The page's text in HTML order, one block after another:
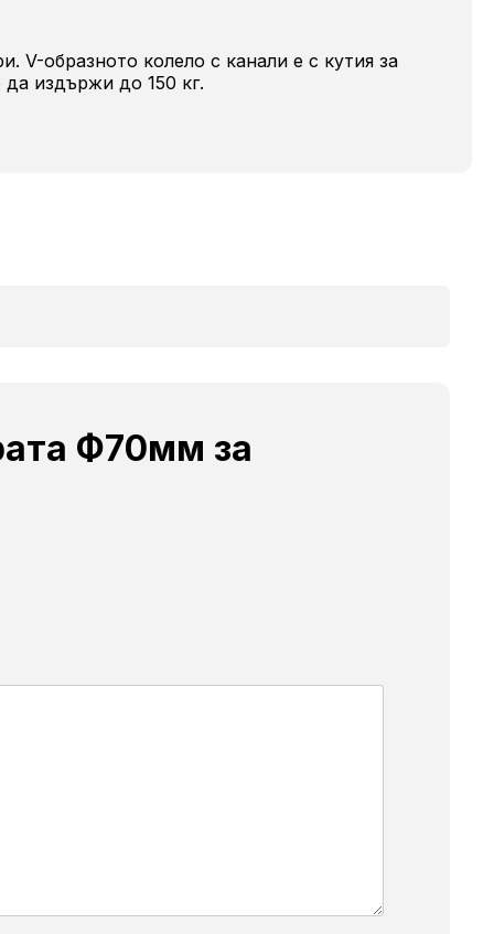
V-образното колело с канали е с кутия за
издържи до 150 кг.
Ф70мм за